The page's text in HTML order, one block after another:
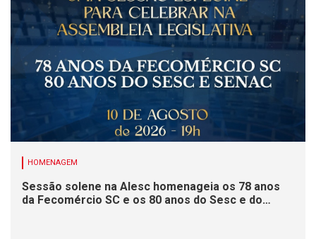
HOMENAGEM
Sessão solene na Alesc homenageia os 78 anos
da Fecomércio SC e os 80 anos do Sesc e do